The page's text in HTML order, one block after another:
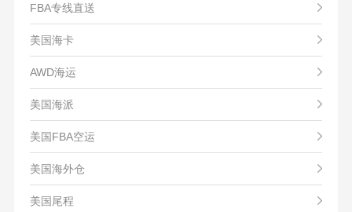
FBA专线直送
美国海卡
AWD海运
美国海派
美国FBA空运
美国海外仓
美国尾程